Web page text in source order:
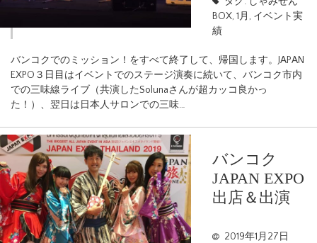
BOX, 1月 , イベント実
績
バンコクでのミッション！をすべて終了して、帰国します。JAPAN
EXPO３日目はイベントでのステージ演奏に続いて、バンコク市内
での三味線ライブ（共演したSolunaさんが超カッコ良かっ
た！）、翌日は日本人サロンでの三味…
バンコク
JAPAN EXPO
出店＆出演
2019年1月27日